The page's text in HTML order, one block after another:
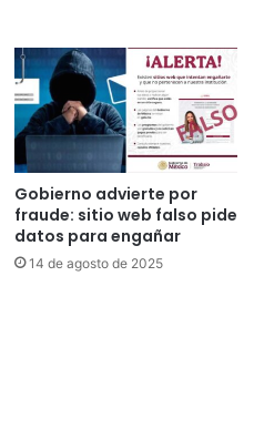
Gobierno advierte por
fraude: sitio web falso pide
datos para engañar
14 de agosto de 2025